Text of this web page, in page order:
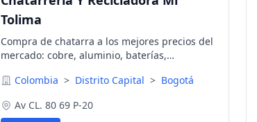
Tolima
Compra de chatarra a los mejores precios del
mercado: cobre, aluminio, baterías,
escaleras eléctricas, Licencia ambiental y
Colombia > Distrito Capital > Bogotá
Av CL. 80 69 P-20